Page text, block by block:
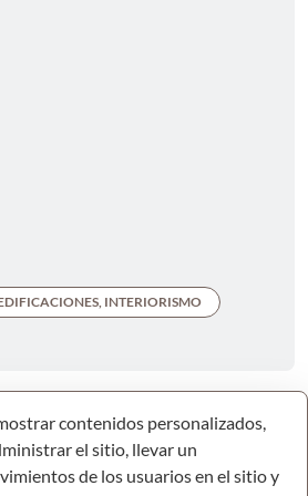
INTERIORISMO
contenidos personalizados,
el sitio, llevar un
de los usuarios en el sitio y